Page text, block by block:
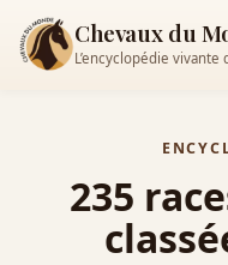
Chevaux du
L’encyclopédie
235